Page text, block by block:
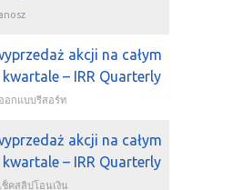
akcji na całym
kwartale – IRR Quarterly
ออกแบบรีสอร์ท
akcji na całym
kwartale – IRR Quarterly
เช็คสลิปโอนเงิน